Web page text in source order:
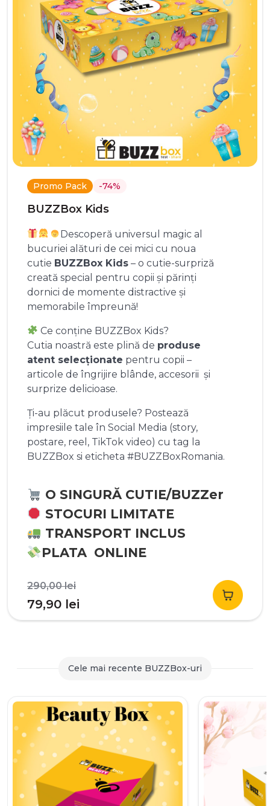
Promo Pack -74%
BUZZBox Kids
Descoperă universul magic al
bucuriei alături de cei mici cu noua
cutie BUZZBox Kids – o cutie-surpriză
creată special pentru copii și părinți
dornici de momente distractive și
memorabile împreună!
Ce conține BUZZBox Kids?
Cutia noastră este plină de produse
atent selecționate pentru copii –
articole de îngrijire blânde, accesorii și
surprize delicioase.
Ți-au plăcut produsele? Postează
impresiile tale în Social Media (story,
postare, reel, TikTok video) cu tag la
BUZZBox si eticheta #BUZZBoxRomania.
O SINGURĂ CUTIE/BUZZer
STOCURI LIMITATE
TRANSPORT INCLUS
PLATA ONLINE
290,00leiPrețul
inițial
a
290,00 lei.
79,90 lei
curent
79,90 lei.
Cele mai recente BUZZBox-uri